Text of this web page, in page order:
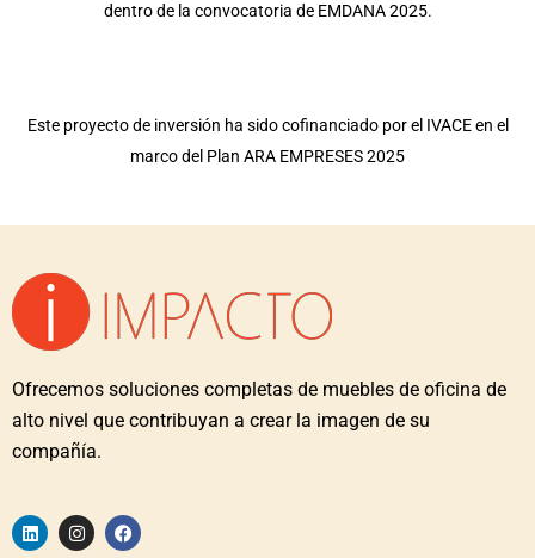
dentro de la convocatoria de EMDANA 2025.
Este proyecto de inversión ha sido cofinanciado por el IVACE en el
marco del Plan ARA EMPRESES 2025
Ofrecemos soluciones completas de muebles de oficina de
alto nivel que contribuyan a crear la imagen de su
compañía.